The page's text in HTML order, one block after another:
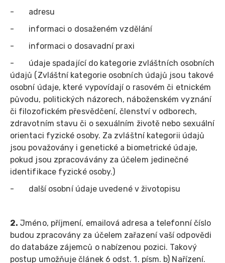
- adresu
- informaci o dosaženém vzdělání
- informaci o dosavadní praxi
- údaje spadající do kategorie zvláštních osobních
údajů (Zvláštní kategorie osobních údajů jsou takové
osobní údaje, které vypovídají o rasovém či etnickém
původu, politických názorech, náboženském vyznání
či filozofickém přesvědčení, členství v odborech,
zdravotním stavu či o sexuálním životě nebo sexuální
orientaci fyzické osoby. Za zvláštní kategorii údajů
jsou považovány i genetické a biometrické údaje,
pokud jsou zpracovávány za účelem jedinečné
identifikace fyzické osoby.)
- další osobní údaje uvedené v životopisu
2. Jméno, příjmení, emailová adresa a telefonní číslo
budou zpracovány za účelem zařazení vaší odpovědi
do databáze zájemců o nabízenou pozici. Takový
postup umožňuje článek 6 odst. 1. písm. b) Nařízení.